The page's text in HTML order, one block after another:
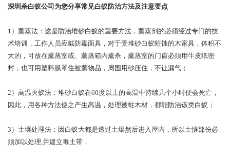
深圳杀白蚁公司为您分享常见白蚁防治方法及注意要点
1）薰蒸法：这是防治堆砂白蚁的重要方法，薰蒸剂的必须经过专门的技
术培训，工作人员应戴防毒面具，对于受堆砂白蚁蛀蚀的木家具，体积不
大的，可放在薰蒸室或、薰蒸箱内薰杀，薰蒸室的门窗必须用牛皮纸密
封，也可用塑料膜罩住被薰物品，周围用砂压住，不让漏气；
2）高温灭蚁法：堆砂白蚁在60度以上的高温中持续几个小时便会死亡，
因此，用各种方法使之产生高温，处理被蛀木材，都能防治该类白蚁；
3）土壤处理法：因白蚁大都是透过土壤然后进入屋内，所以土懹部份必
须加以处理,并建立毒土带，